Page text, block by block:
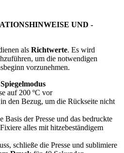
UND -
als Richtwerte. Es wird
um die notwendigen
vorzunehmen.
Spiegelmodus
auf 200 ºC vor
den Bezug, um die Rückseite nicht
Basis der Presse und das bedruckte
alles mit hitzebeständigem
schließe die Presse und sublimiere